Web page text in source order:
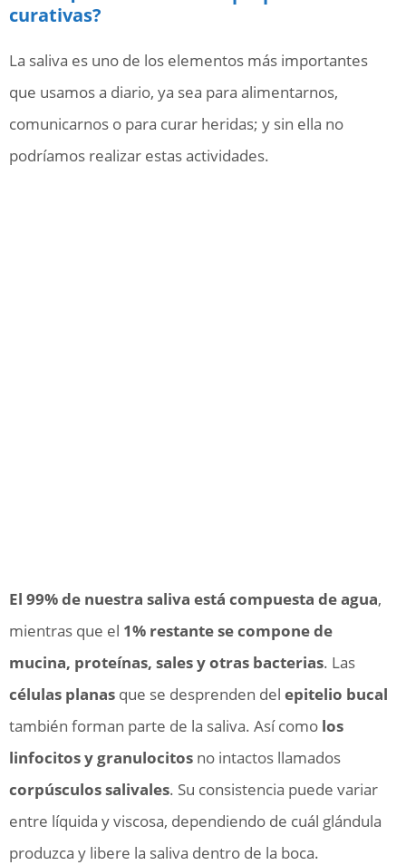
curativas?
La saliva es uno de los elementos más importantes
que usamos a diario, ya sea para alimentarnos,
comunicarnos o para curar heridas; y sin ella no
podríamos realizar estas actividades.
El 99% de nuestra saliva está compuesta de agua,
mientras que el 1% restante se compone de
mucina, proteínas, sales y otras bacterias. Las
células planas que se desprenden del epitelio bucal
también forman parte de la saliva. Así como los
linfocitos y granulocitos no intactos llamados
corpúsculos salivales. Su consistencia puede variar
entre líquida y viscosa, dependiendo de cuál glándula
produzca y libere la saliva dentro de la boca.